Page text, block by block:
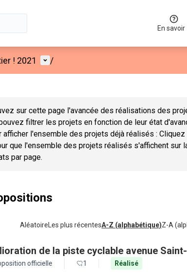
En savoir
! 2021 Menu utilisateur
/
sur cette page l'avancée des réalisations des
filtrer les projets en fonction de leur état
afficher l'ensemble des projets déjà réalisés :
que l'ensemble des projets réalisés s'affichent sur
par page.
Aléatoire Les plus récentesA-Z (alphabétique)Z-A
de la piste cyclable avenue
officielle 1 Réalisé